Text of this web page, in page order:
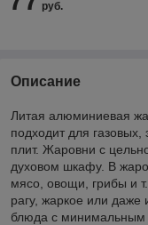
руб.
Описание
Литая алюминиевая
подходит для газовых,
плит. Жаровни с
духовом шкафу. В
мясо, овощи, грибы и
рагу, жаркое или даже
блюда с минимальным